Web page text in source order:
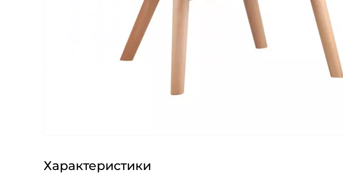
Характеристики